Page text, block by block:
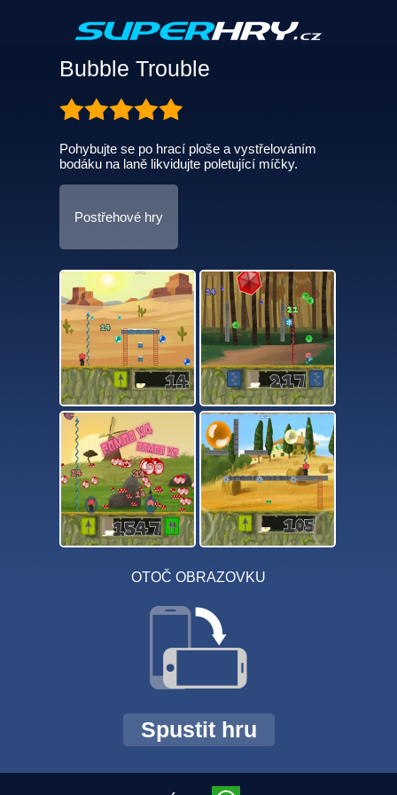
Bubble Trouble
Pohybujte se po hrací ploše a vystřelováním
bodáku na laně likvidujte poletující míčky.
Postřehové hry
OTOČ OBRAZOVKU
Spustit hru